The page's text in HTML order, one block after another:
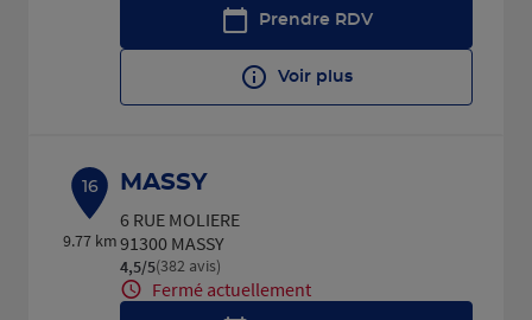
Prendre RDV
Voir plus
16
9.77 km
MASSY
6 RUE MOLIERE
91300 MASSY
4,5/5Note de 4.5 sur 5
(382 avis)
Fermé actuellement